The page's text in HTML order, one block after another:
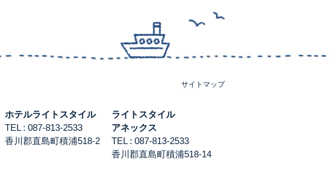
サイトマップ
ホテルライトスタイル
TEL : 087-813-2533
香川郡直島町積浦518-2
ライトスタイル
アネックス
TEL : 087-813-2533
香川郡直島町積浦518-14